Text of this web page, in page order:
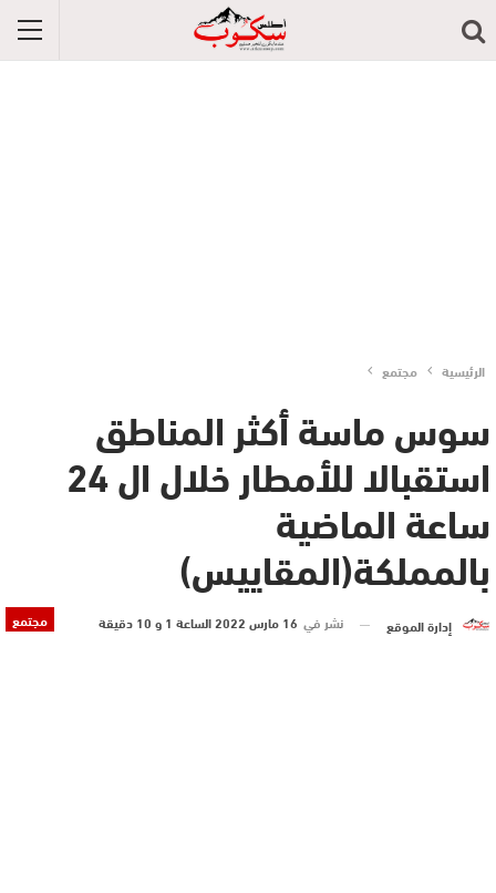
الرئيسية مجتمع
سوس ماسة أكثر المناطق
استقبالا للأمطار خلال ال 24
ساعة الماضية
بالمملكة(المقاييس)
مجتمع إدارة الموقع نشر في 16 مارس 2022 الساعة 1 و 10 دقيقة